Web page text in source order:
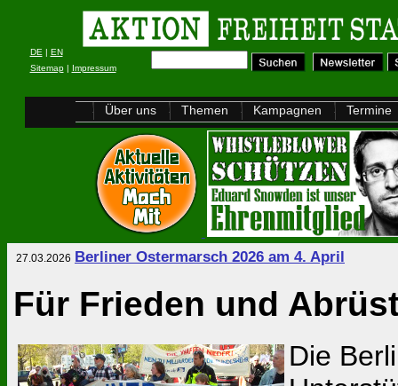
DE | EN
Sitemap| Impressum
Über uns Themen Kampagnen Termine
27.03.2026 Berliner Ostermarsch 2026 am 4. April
Für Frieden und
Die